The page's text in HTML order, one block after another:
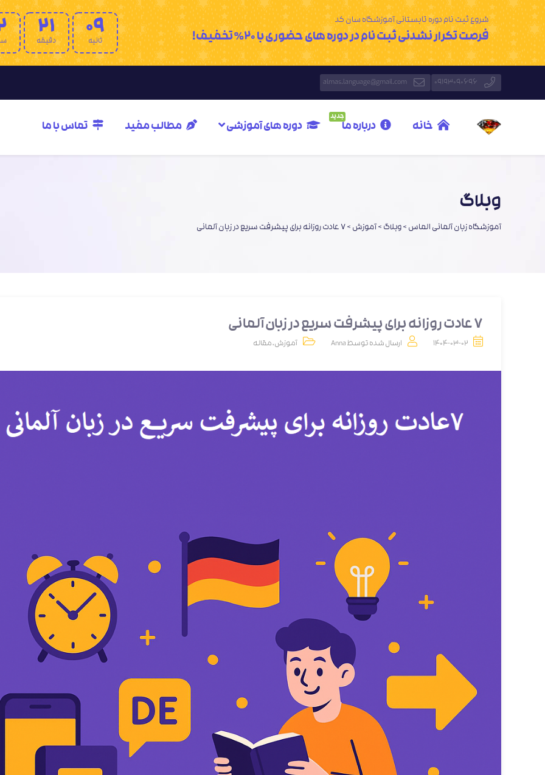
شروع ثبت نام دوره تابستانی آموزشگاه سان کد
فرصت تکرار نشدنی ثبت نام در دوره های حضوری با 20% تخفیف! 21
دقیقه
07
ثانیه
09193090696
almas.language@gmail.com
خانه درباره ما
جدید
دوره های آموزشی مطالب مفید تماس با ما
وبلاگ
آموزشگاه زبان آلمانی الماس >وبلاگ >آموزش >۷ عادت روزانه برای پیشرفت سریع در زبان آلمانی
۷ عادت روزانه برای پیشرفت سریع در زبان آلمانی
1404-03-02 ارسال شده توسطAnna آموزش،مقاله